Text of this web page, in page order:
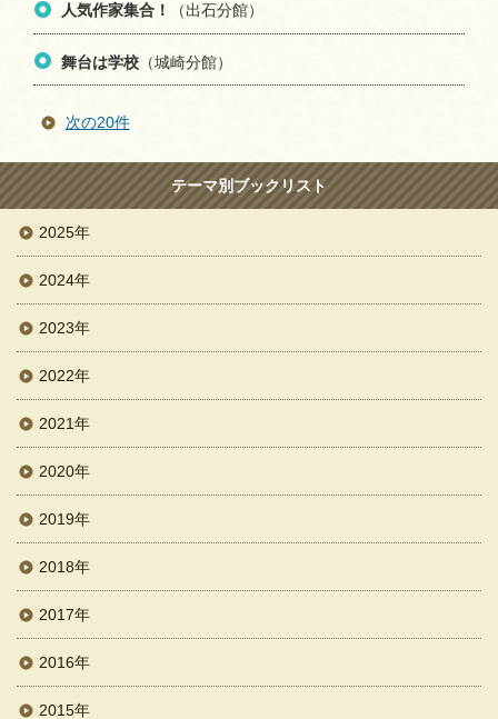
人気作家集合！ （出石分館）
舞台は学校 （城崎分館）
次の20件
テーマ別ブックリスト
2025年
2024年
2023年
2022年
2021年
2020年
2019年
2018年
2017年
2016年
2015年